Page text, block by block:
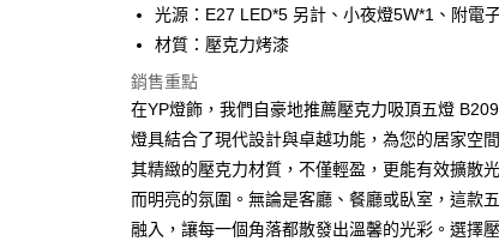
街口支付
Google Pay
AFTEE先享後付
相關說明
光源：E27 LED*5 另計、小夜燈5W*1、附電
材質：壓克力烤漆
銷售重點
在YP燈飾，我們自豪地推薦壓克力吸頂五燈
燈具結合了現代設計與卓越功能，為您的居家空
其精緻的壓克力材質，不僅輕盈，更能有效擴散
而明亮的氛圍。無論是客廳、餐廳或臥室，這款
融入，讓每一個角落都散發出溫馨的光彩。選擇